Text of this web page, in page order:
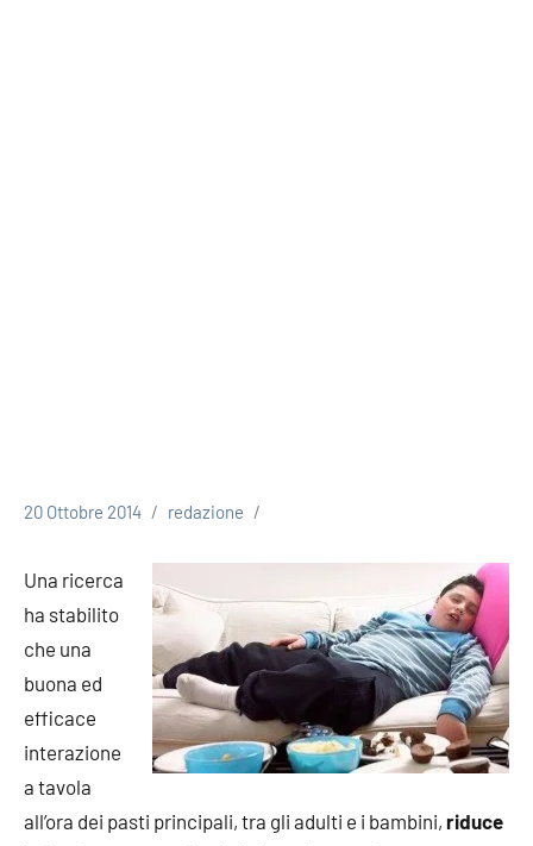
20 Ottobre 2014 redazione
Una ricerca
ha stabilito
che una
buona ed
efficace
interazione
a tavola
all’ora dei pasti principali, tra gli adulti e i bambini, riduce